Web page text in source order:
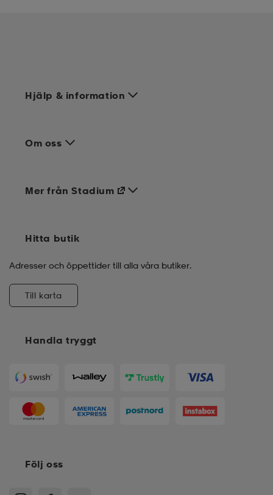
Hjälp & information
Om oss
Handla tryggt
Mer från Stadium
Hitta butik
Adresser och öppettider till alla våra butiker.
Till karta
Följ oss